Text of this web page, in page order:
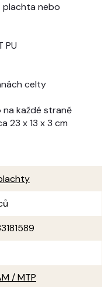
plachta nebo
PU
celty
na každé straně
23 x 13 x 3 cm
/ MTP